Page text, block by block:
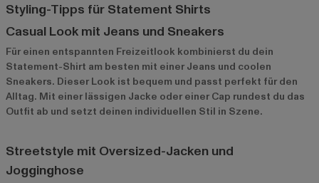
Styling-Tipps für Statement Shirts
Casual Look mit Jeans und Sneakers
Für einen entspannten Freizeitlook kombinierst du dein
Statement-Shirt am besten mit einer Jeans und coolen
Sneakers. Dieser Look ist bequem und passt perfekt für den
Alltag. Mit einer lässigen Jacke oder einer Cap rundest du das
Outfit ab und setzt deinen individuellen Stil in Szene.
Streetstyle mit Oversized-Jacken und
Jogginghose